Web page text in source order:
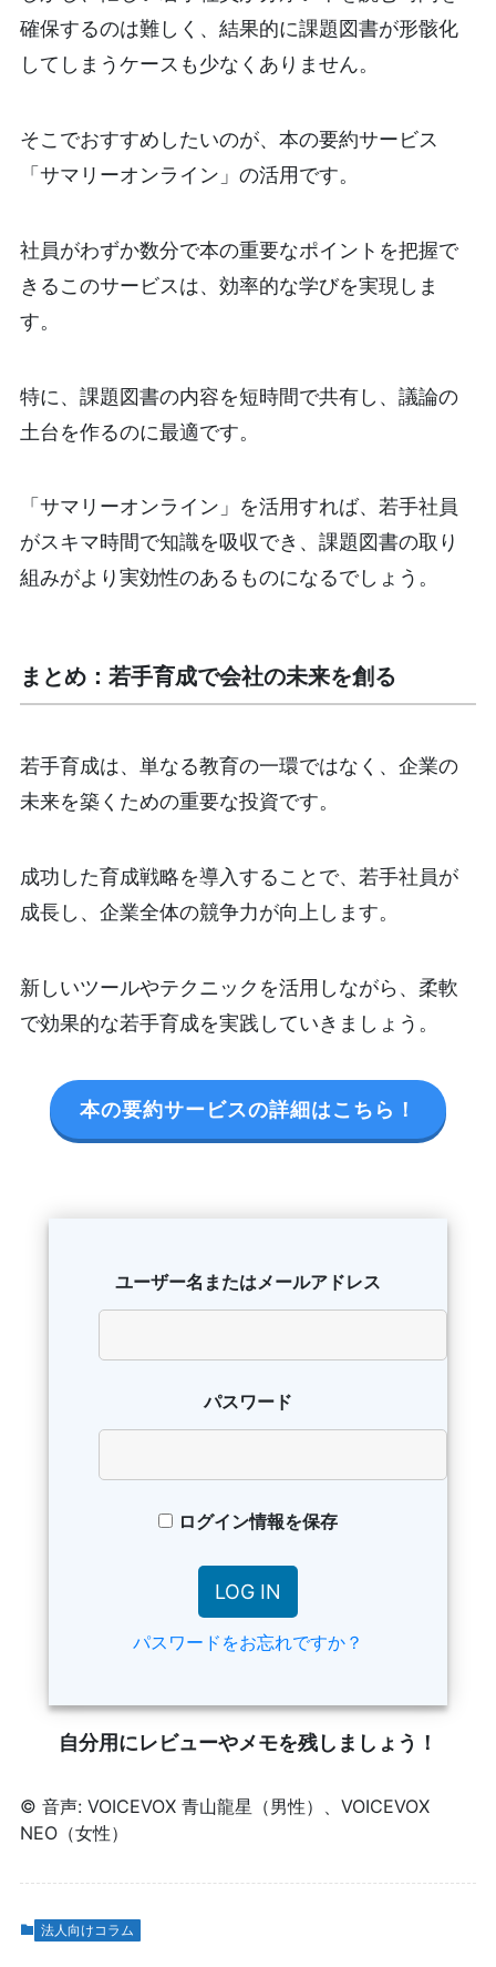
確保するのは難しく、結果的に課題図書が形骸化
してしまうケースも少なくありません。
そこでおすすめしたいのが、本の要約サービス
「サマリーオンライン」の活用です。
社員がわずか数分で本の重要なポイントを把握で
きるこのサービスは、効率的な学びを実現しま
す。
特に、課題図書の内容を短時間で共有し、議論の
土台を作るのに最適です。
「サマリーオンライン」を活用すれば、若手社員
がスキマ時間で知識を吸収でき、課題図書の取り
組みがより実効性のあるものになるでしょう。
まとめ：若手育成で会社の未来を創る
若手育成は、単なる教育の一環ではなく、企業の
未来を築くための重要な投資です。
成功した育成戦略を導入することで、若手社員が
成長し、企業全体の競争力が向上します。
新しいツールやテクニックを活用しながら、柔軟
で効果的な若手育成を実践していきましょう。
本の要約サービスの詳細はこちら！
ユーザー名またはメールアドレス
パスワード
ログイン情報を保存
パスワードをお忘れですか？
自分用にレビューやメモを残しましょう！
© 音声: VOICEVOX 青山龍星（男性）、VOICEVOX
NEO（女性）
法人向けコラム